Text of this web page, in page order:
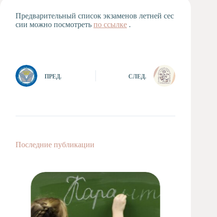
студия
Тьюторская
Предварительный список экзаменов летней сес
сии можно посмотреть по ссылке .
ПРЕД. СЛЕД.
Последние публикации